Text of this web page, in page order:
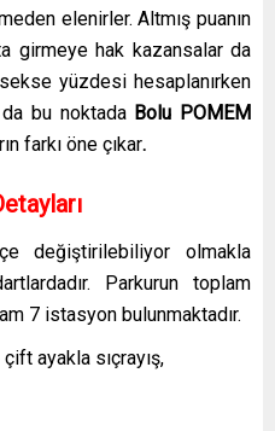
elenirler. Altmış puanın
girmeye hak kazansalar da
yüzdesi hesaplanırken
bu noktada Bolu POMEM
farkı öne çıkar.
değiştirilebiliyor olmakla
Parkurun toplam
7 istasyon bulunmaktadır.
ayakla sıçrayış,